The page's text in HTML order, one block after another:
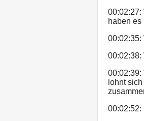
00:02:27:
haben es
00:02:35:
00:02:38:
lohnt
00:02:52: